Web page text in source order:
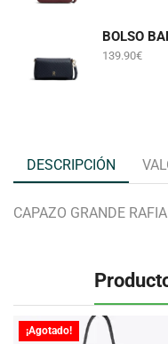
139.90€
DESCRIPCIÓN
CAPAZO GRANDE
¡Agotado!